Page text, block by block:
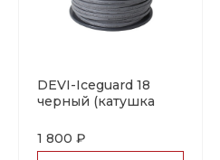
DEVI-Iceguard 18
черный (катушка
саморегулирующийся
греющий кабель
1 800 ₽